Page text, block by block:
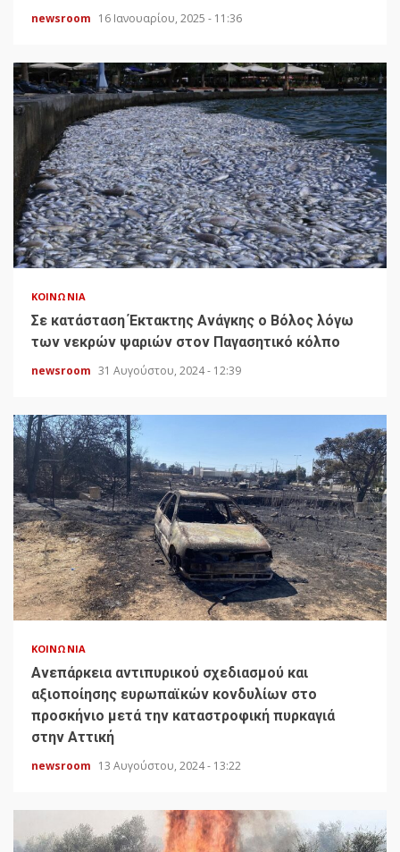
newsroom 16 Ιανουαρίου, 2025 - 11:36
ΚΟΙΝΩΝΊΑ
Σε κατάσταση Έκτακτης Ανάγκης ο Βόλος λόγω
των νεκρών ψαριών στον Παγασητικό κόλπο
newsroom 31 Αυγούστου, 2024 - 12:39
ΚΟΙΝΩΝΊΑ
Ανεπάρκεια αντιπυρικού σχεδιασμού και
αξιοποίησης ευρωπαϊκών κονδυλίων στο
προσκήνιο μετά την καταστροφική πυρκαγιά
στην Αττική
newsroom 13 Αυγούστου, 2024 - 13:22